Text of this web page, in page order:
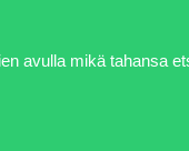
avulla mikä tahansa